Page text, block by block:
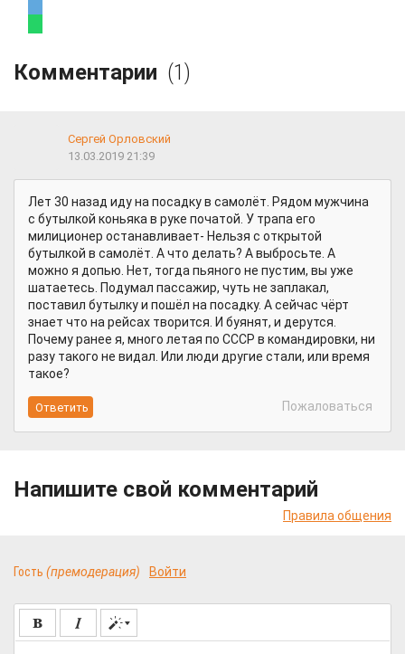
Комментарии (1)
Сергей Орловский
13.03.2019 21:39
Лет 30 назад иду на посадку в самолёт. Рядом мужчина
с бутылкой коньяка в руке початой. У трапа его
милиционер останавливает- Нельзя с открытой
бутылкой в самолёт. А что делать? А выбросьте. А
можно я допью. Нет, тогда пьяного не пустим, вы уже
шатаетесь. Подумал пассажир, чуть не заплакал,
поставил бутылку и пошёл на посадку. А сейчас чёрт
знает что на рейсах творится. И буянят, и дерутся.
Почему ранее я, много летая по СССР в командировки, ни
разу такого не видал. Или люди другие стали, или время
такое?
Пожаловаться
Напишите свой комментарий
Правила общения
Гость (премодерация) Войти